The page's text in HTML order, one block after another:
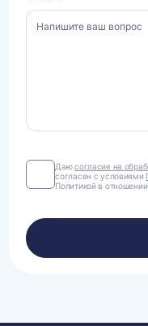
Даю
согласие
на
своих
персональных
данных.
Даюсогласие на
согласен с условиями
Политикой в